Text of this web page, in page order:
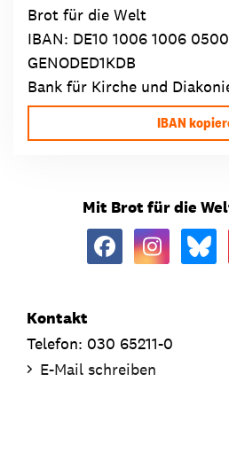
Brot für die Welt
IBAN: DE10 1006 1006
GENODED1KDB
Bank für Kirche und
IBAN
Mit Brot für die
Kontakt
Telefon: 030 65211-0
E-Mail schreiben